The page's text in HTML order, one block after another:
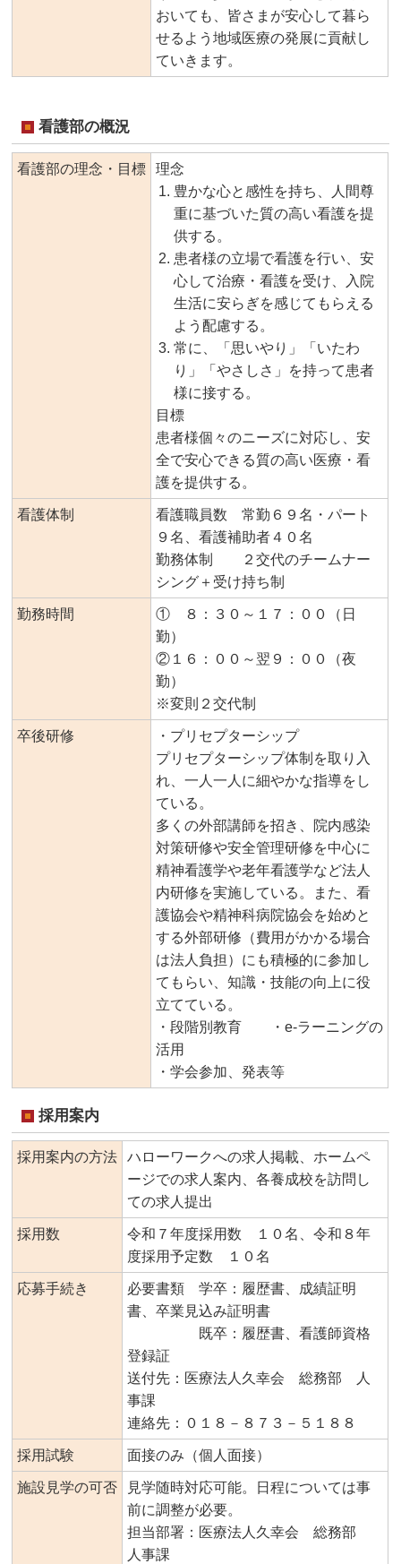
おいても、皆さまが安心して暮ら
せるよう地域医療の発展に貢献し
ていきます。
看護部の概況
看護部の理念・目標
理念
豊かな心と感性を持ち、人間尊
重に基づいた質の高い看護を提
供する。
患者様の立場で看護を行い、安
心して治療・看護を受け、入院
生活に安らぎを感じてもらえる
よう配慮する。
常に、「思いやり」「いたわ
り」「やさしさ」を持って患者
様に接する。
目標
患者様個々のニーズに対応し、安
全で安心できる質の高い医療・看
護を提供する。
看護体制
看護職員数 常勤６９名・パート
９名、看護補助者４０名
勤務体制 ２交代のチームナー
シング＋受け持ち制
勤務時間
① ８：３０～１７：００（日
勤）
②１６：００～翌９：００（夜
勤）
※変則２交代制
卒後研修
・プリセプターシップ
プリセプターシップ体制を取り入
れ、一人一人に細やかな指導をし
ている。
多くの外部講師を招き、院内感染
対策研修や安全管理研修を中心に
精神看護学や老年看護学など法人
内研修を実施している。また、看
護協会や精神科病院協会を始めと
する外部研修（費用がかかる場合
は法人負担）にも積極的に参加し
てもらい、知識・技能の向上に役
立てている。
・段階別教育 ・e-ラーニングの
活用
・学会参加、発表等
採用案内
採用案内の方法
ハローワークへの求人掲載、ホームペ
ージでの求人案内、各養成校を訪問し
ての求人提出
採用数
令和７年度採用数 １０名、令和８年
度採用予定数 １０名
応募手続き
必要書類 学卒：履歴書、成績証明
書、卒業見込み証明書
既卒：履歴書、看護師資格
登録証
送付先：医療法人久幸会 総務部 人
事課
連絡先：０１８－８７３－５１８８
採用試験 面接のみ（個人面接）
施設見学の可否
見学随時対応可能。日程については事
前に調整が必要。
担当部署：医療法人久幸会 総務部
人事課